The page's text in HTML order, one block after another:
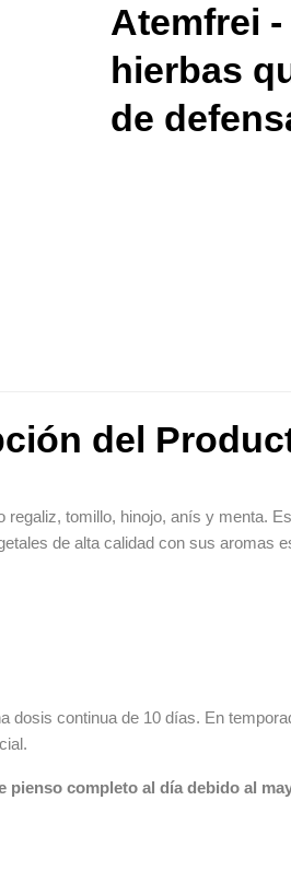
Atemfrei
hierbas
de
del
tomillo, hinojo, anís y menta.
de alta calidad con sus aromas
continua de 10 días. En
completo al día debido al